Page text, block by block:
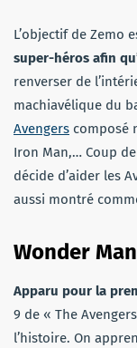
L’objectif de Zemo
super-héros afin
renverser de
machiavélique du
Avengers composé
Iron Man,… Coup
décide d’aider les
aussi montré
Wonder
Apparu pour la
9 de « The
l’histoire. On